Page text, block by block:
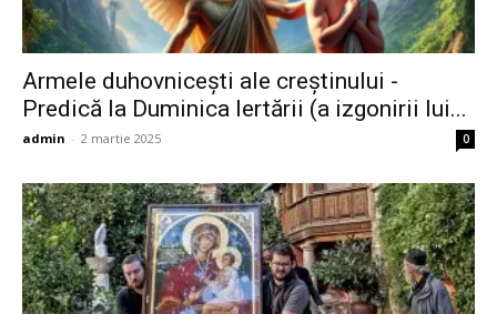
Armele duhovniceşti ale creştinului -
Predică la Duminica Iertării (a izgonirii lui...
admin - 2 martie 2025 0